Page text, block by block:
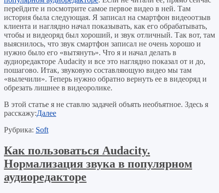
перейдите и посмотрите самое первое видео в ней. Там
история была следующая. Я записал на смартфон видеоотзыв
клиента и наглядно начал показывать, как его обрабатывать,
чтобы и видеоряд был хороший, и звук отличный. Так вот, там
выяснилось, что звук смартфон записал не очень хорошо и
нужно было его «вытянуть». Что я и начал делать в
аудиоредакторе Audacity и все это наглядно показал от и до,
пошагово. Итак, звуковую составляющую видео мы там
«вылечили». Теперь нужно обратно вернуть ее в видеоряд и
обрезать лишнее в видеоролике.
В этой статье я не ставлю задачей объять необъятное. Здесь я
расскажу:Далее
Рубрика: Soft
Как пользоваться Audacity.
Нормализация звука в популярном
аудиоредакторе